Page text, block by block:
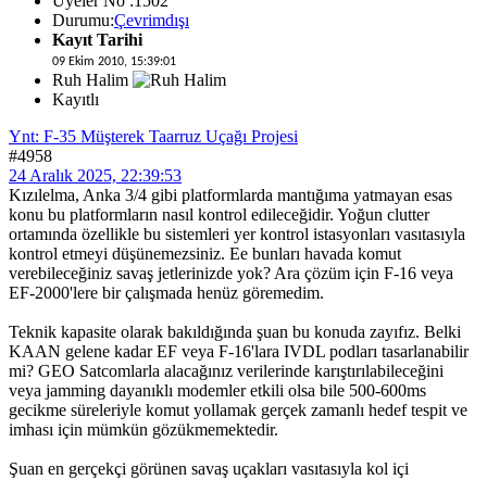
Durumu:Çevrimdışı
Kayıt Tarihi
09 Ekim 2010, 15:39:01
Ruh Halim
Kayıtlı
Ynt: F-35 Müşterek Taarruz Uçağı Projesi
#4958
24 Aralık 2025, 22:39:53
Kızılelma, Anka 3/4 gibi platformlarda mantığıma yatmayan esas
konu bu platformların nasıl kontrol edileceğidir. Yoğun clutter
ortamında özellikle bu sistemleri yer kontrol istasyonları vasıtasıyla
kontrol etmeyi düşünemezsiniz. Ee bunları havada komut
verebileceğiniz savaş jetlerinizde yok? Ara çözüm için F-16 veya
EF-2000'lere bir çalışmada henüz göremedim.
Teknik kapasite olarak bakıldığında şuan bu konuda zayıfız. Belki
KAAN gelene kadar EF veya F-16'lara IVDL podları tasarlanabilir
mi? GEO Satcomlarla alacağınız verilerinde karıştırılabileceğini
veya jamming dayanıklı modemler etkili olsa bile 500-600ms
gecikme süreleriyle komut yollamak gerçek zamanlı hedef tespit ve
imhası için mümkün gözükmemektedir.
Şuan en gerçekçi görünen savaş uçakları vasıtasıyla kol içi